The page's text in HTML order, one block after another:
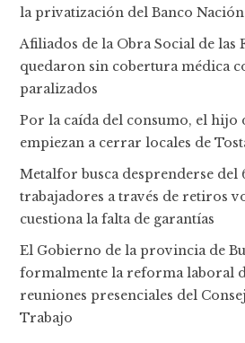
la privatización del Banco Nación
Afiliados de la Obra Social de las
quedaron sin cobertura médica
paralizados
Por la caída del consumo, el hijo
empiezan a cerrar locales de
Metalfor busca desprenderse del
trabajadores a través de retiros
cuestiona la falta de garantías
El Gobierno de la provincia de
formalmente la reforma laboral
reuniones presenciales del
Trabajo